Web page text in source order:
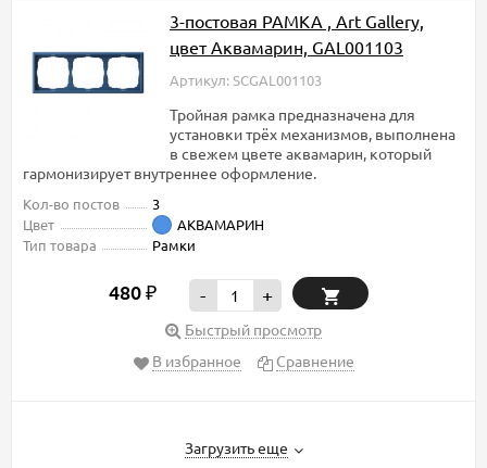
3-постовая РАМКА , Art Gallery,
цвет Аквамарин, GAL001103
Артикул: SCGAL001103
Тройная рамка предназначена для
установки трёх механизмов, выполнена
в свежем цвете аквамарин, который
гармонизирует внутреннее оформление.
Кол-во постов
3
Цвет
АКВАМАРИН
Тип товара
Рамки
480 ₽ - +
Быстрый просмотр
В избранное
Сравнение
Загрузить еще